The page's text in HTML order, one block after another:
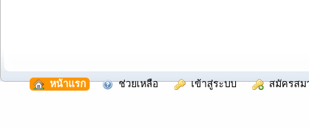
หน้าแรก ช่วยเหลือ เข้าสู่ระบบ สมัครสม